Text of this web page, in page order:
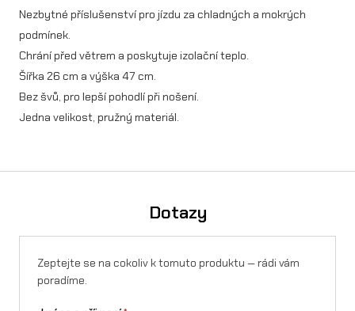
k
S
O
L
I
m
Nezbytné příslušenství pro jízdu za chladných a mokrých
podmínek.
Chrání před větrem a poskytuje izolační teplo.
Šířka 26 cm a výška 47 cm.
Bez švů, pro lepší pohodlí při nošení.
Jedna velikost, pružný materiál.
Dotazy
Zeptejte se na cokoliv k tomuto produktu — rádi vám
poradíme.